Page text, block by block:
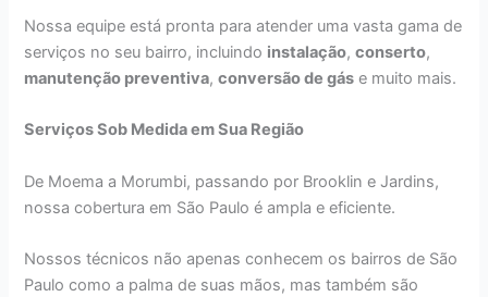
Nossa equipe está pronta para atender uma vasta gama de
serviços no seu bairro, incluindo instalação,conserto,
manutenção preventiva,conversão de gás e muito mais.
Serviços Sob Medida em Sua Região
De Moema a Morumbi, passando por Brooklin e Jardins,
nossa cobertura em São Paulo é ampla e eficiente.
Nossos técnicos não apenas conhecem os bairros de São
Paulo como a palma de suas mãos, mas também são